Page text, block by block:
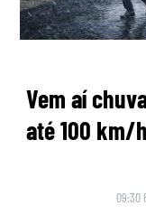
Vem aí
até 100 km/
09:30